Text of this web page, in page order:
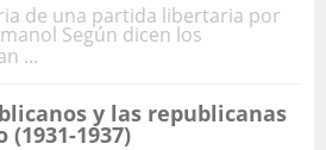
de una partida libertaria por
Según dicen los
...
y las republicanas
(1931-1937)